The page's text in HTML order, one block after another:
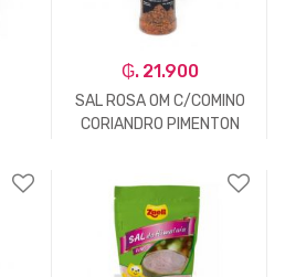
+
₲. 21.900
SAL ROSA OM C/COMINO
CORIANDRO PIMENTON
Un. +